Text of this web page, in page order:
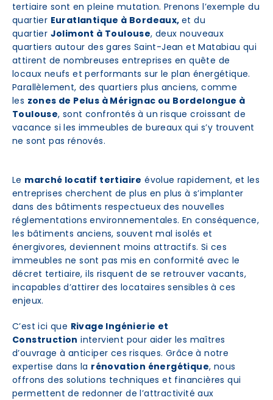
tertiaire sont en pleine mutation. Prenons l’exemple du
quartier Euratlantique à Bordeaux,et du
quartier Jolimont à Toulouse, deux nouveaux
quartiers autour des gares Saint-Jean et Matabiau qui
attirent de nombreuses entreprises en quête de
locaux neufs et performants sur le plan énergétique.
Parallèlement, des quartiers plus anciens, comme
les zones de Pelus à Mérignac ou Bordelongue à
Toulouse, sont confrontés à un risque croissant de
vacance si les immeubles de bureaux qui s’y trouvent
ne sont pas rénovés.
Le marché locatif tertiaire évolue rapidement, et les
entreprises cherchent de plus en plus à s’implanter
dans des bâtiments respectueux des nouvelles
réglementations environnementales. En conséquence,
les bâtiments anciens, souvent mal isolés et
énergivores, deviennent moins attractifs. Si ces
immeubles ne sont pas mis en conformité avec le
décret tertiaire, ils risquent de se retrouver vacants,
incapables d’attirer des locataires sensibles à ces
enjeux.
C’est ici que Rivage Ingénierie et
Construction intervient pour aider les maîtres
d’ouvrage à anticiper ces risques. Grâce à notre
expertise dans la rénovation énergétique, nous
offrons des solutions techniques et financières qui
permettent de redonner de l’attractivité aux